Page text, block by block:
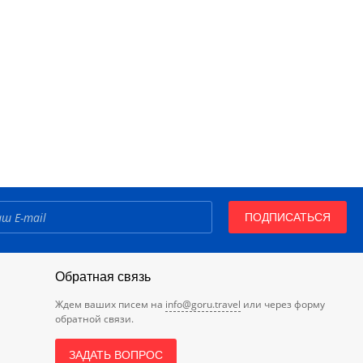
ПОДПИСАТЬСЯ
Обратная связь
Ждем ваших писем на info@goru.travel или через форму
обратной связи.
ЗАДАТЬ ВОПРОС